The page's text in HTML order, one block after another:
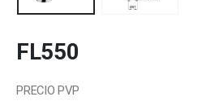
FL550
PRECIO PVP